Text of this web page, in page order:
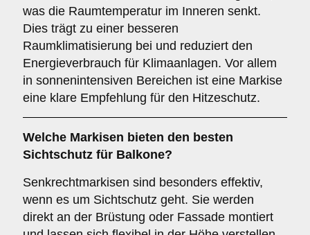
was die Raumtemperatur im Inneren senkt.
Dies trägt zu einer besseren
Raumklimatisierung bei und reduziert den
Energieverbrauch für Klimaanlagen. Vor allem
in sonnenintensiven Bereichen ist eine Markise
eine klare Empfehlung für den Hitzeschutz.
Welche Markisen bieten den besten
Sichtschutz für Balkone?
Senkrechtmarkisen sind besonders effektiv,
wenn es um Sichtschutz geht. Sie werden
direkt an der Brüstung oder Fassade montiert